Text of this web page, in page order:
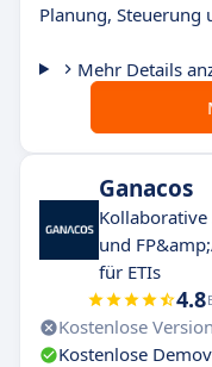
Planung, Steuerung
Mehr Details
Ganacos
Kollaborative
und
für ETIs
4.8
Kostenlose Version
Kostenlose